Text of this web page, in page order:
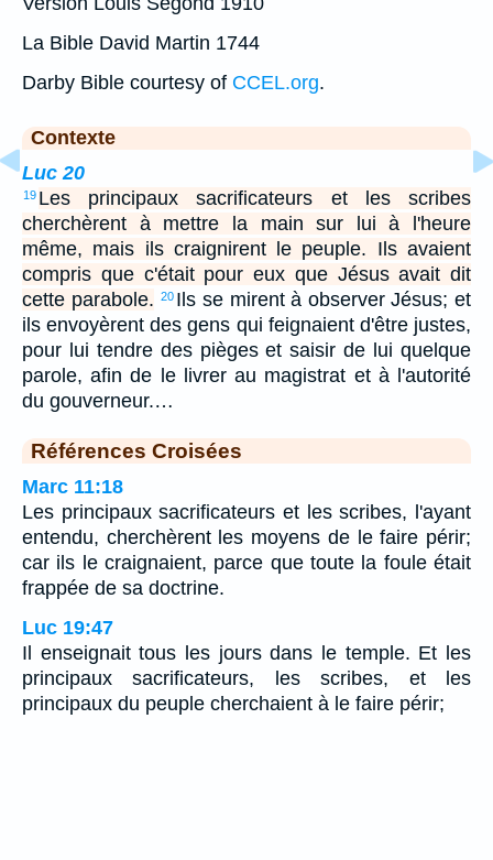
La Bible David Martin 1744
Darby Bible courtesy of CCEL.org.
Contexte
Luc 20
19 Les principaux sacrificateurs et les scribes
cherchèrent à mettre la main sur lui à l'heure
même, mais ils craignirent le peuple. Ils avaient
compris que c'était pour eux que Jésus avait dit
cette parabole.
20 Ils se mirent à observer Jésus; et
ils envoyèrent des gens qui feignaient d'être justes,
pour lui tendre des pièges et saisir de lui quelque
parole, afin de le livrer au magistrat et à l'autorité
du gouverneur.…
Références Croisées
Marc 11:18
Les principaux sacrificateurs et les scribes, l'ayant
entendu, cherchèrent les moyens de le faire périr;
car ils le craignaient, parce que toute la foule était
frappée de sa doctrine.
Luc 19:47
Il enseignait tous les jours dans le temple. Et les
principaux sacrificateurs, les scribes, et les
principaux du peuple cherchaient à le faire périr;